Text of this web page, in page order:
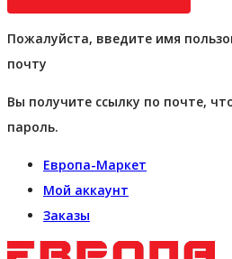
Пожалуйста, введите имя
почту
Вы получите ссылку по почте,
пароль.
Европа-Маркет
Мой аккаунт
Заказы